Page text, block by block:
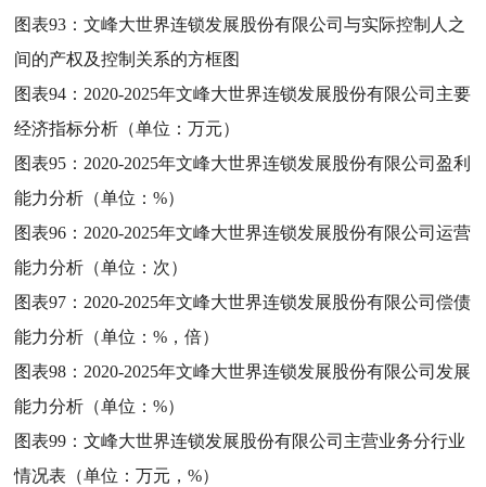
图表93：文峰大世界连锁发展股份有限公司与实际控制人之
间的产权及控制关系的方框图
图表94： 2020-2025年文峰大世界连锁发展股份有限公司主要
经济指标分析（单位：万元）
图表95： 2020-2025年文峰大世界连锁发展股份有限公司盈利
能力分析（单位：%）
图表96： 2020-2025年文峰大世界连锁发展股份有限公司运营
能力分析（单位：次）
图表97： 2020-2025年文峰大世界连锁发展股份有限公司偿债
能力分析（单位：%，倍）
图表98： 2020-2025年文峰大世界连锁发展股份有限公司发展
能力分析（单位：%）
图表99：文峰大世界连锁发展股份有限公司主营业务分行业
情况表（单位：万元，%）